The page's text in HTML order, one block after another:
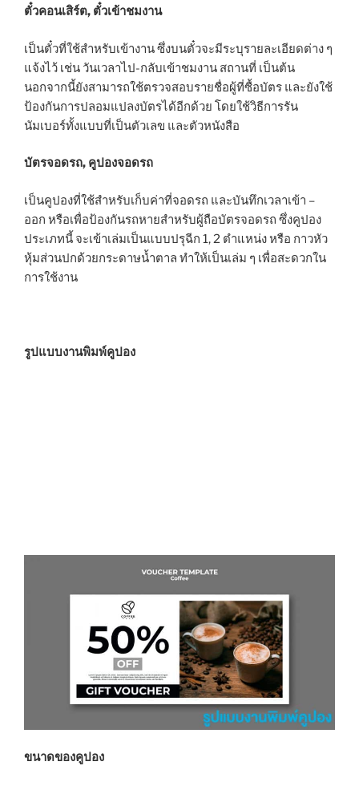
ตั๋วคอนเสิร์ต, ตั๋วเข้าชมงาน
เป็นตั๋วที่ใช้สำหรับเข้างาน ซึ่งบนตั๋วจะมีระบุรายละเอียดต่าง ๆ
แจ้งไว้ เช่น วันเวลาไป-กลับเข้าชมงาน สถานที่ เป็นต้น
นอกจากนี้ยังสามารถใช้ตรวจสอบรายชื่อผู้ที่ซื้อบัตร และยังใช้
ป้องกันการปลอมแปลงบัตรได้อีกด้วย โดยใช้วิธีการรัน
นัมเบอร์ทั้งแบบที่เป็นตัวเลข และตัวหนังสือ
บัตรจอดรถ, คูปองจอดรถ
เป็นคูปองที่ใช้สำหรับเก็บค่าที่จอดรถ และบันทึกเวลาเข้า –
ออก หรือเพื่อป้องกันรถหายสำหรับผู้ถือบัตรจอดรถ ซึ่งคูปอง
ประเภทนี้ จะเข้าเล่มเป็นแบบปรุฉีก 1, 2 ตำแหน่ง หรือ กาวหัว
หุ้มส่วนปกด้วยกระดาษน้ำตาล ทำให้เป็นเล่ม ๆ เพื่อสะดวกใน
การใช้งาน
รูปแบบงานพิมพ์คูปอง
ขนาดของคูปอง